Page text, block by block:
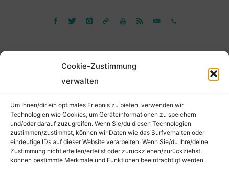
Cookie-Zustimmung
verwalten
Um Ihnen/dir ein optimales Erlebnis zu bieten, verwenden wir
Technologien wie Cookies, um Geräteinformationen zu speichern
und/oder darauf zuzugreifen. Wenn Sie/du diesen Technologien
zustimmen/zustimmst, können wir Daten wie das Surfverhalten oder
eindeutige IDs auf dieser Website verarbeiten. Wenn Sie/du Ihre/deine
Zustimmung nicht erteilen/erteilst oder zurückziehen/zurückziehst,
können bestimmte Merkmale und Funktionen beeinträchtigt werden.
nach:
©2026 Der Transkribierer